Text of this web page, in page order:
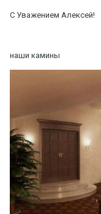
С Уважением Алексей!
наши камины